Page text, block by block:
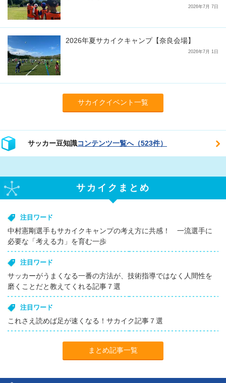
2026年7月 7日
2026年夏サカイクキャンプ【奈良会場】
2026年7月 1日
サカイクイベント一覧
サッカー豆知識コンテンツ一覧へ（523件）
サカイクまとめ
注目ワード
中村憲剛選手もサカイクキャンプの考え方に共感！ 一流選手に
必要な「考える力」を育む一歩
注目ワード
サッカーがうまくなる一番の方法が、技術指導ではなく人間性を
磨くことだと教えてくれる記事７選
注目ワード
これさえ読めば足が速くなる！サカイク記事７選
まとめ記事一覧